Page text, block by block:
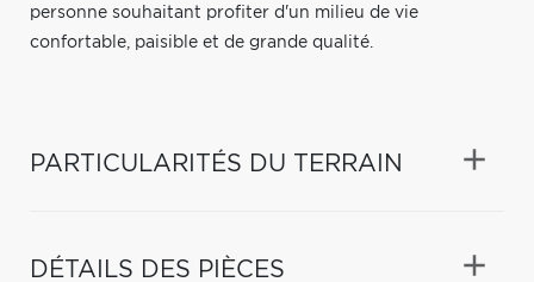
personne souhaitant profiter d'un milieu de vie
confortable, paisible et de grande qualité.
PARTICULARITÉS DU TERRAIN
DÉTAILS DES PIÈCES